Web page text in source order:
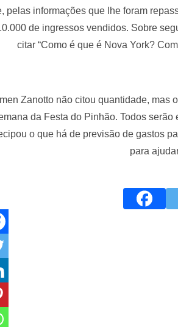
pelas informações que lhe foram
de ingressos vendidos. Sobre
citar “Como é que é Nova York?
Zanotto não citou quantidade, mas
da Festa do Pinhão. Todos
o que há de previsão de gastos
para